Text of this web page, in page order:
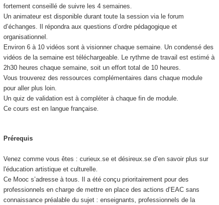
fortement conseillé de suivre les 4 semaines.
Un animateur est disponible durant toute la session via le forum
d’échanges. Il répondra aux questions d’ordre pédagogique et
organisationnel.
Environ 6 à 10 vidéos sont à visionner chaque semaine. Un condensé des
vidéos de la semaine est téléchargeable. Le rythme de travail est estimé à
2h30 heures chaque semaine, soit un effort total de 10 heures.
Vous trouverez des ressources complémentaires dans chaque module
pour aller plus loin.
Un quiz de validation est à compléter à chaque fin de module.
Ce cours est en langue française.
Prérequis
Venez comme vous êtes : curieux.se et désireux.se d’en savoir plus sur
l'éducation artistique et culturelle.
Ce Mooc s’adresse à tous. Il a été conçu prioritairement pour des
professionnels en charge de mettre en place des actions d’EAC sans
connaissance préalable du sujet : enseignants, professionnels de la